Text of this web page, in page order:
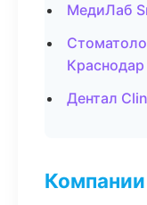
МедиЛаб
Краснодар
Дентал